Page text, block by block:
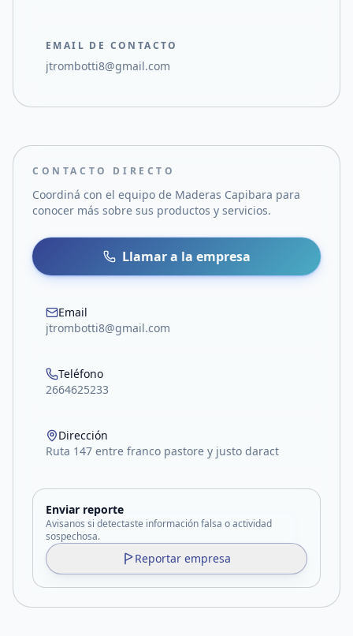
EMAIL DE CONTACTO
jtrombotti8@gmail.com
CONTACTO DIRECTO
Coordiná con el equipo de Maderas Capibara para
conocer más sobre sus productos y servicios.
Llamar a la empresa
Email
jtrombotti8@gmail.com
Teléfono
2664625233
Dirección
Ruta 147 entre franco pastore y justo daract
Enviar reporte
Avisanos si detectaste información falsa o actividad
sospechosa.
Reportar empresa